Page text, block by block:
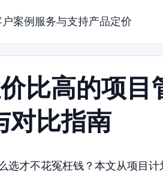
案例 服务与支持产品定价
比高的项目
对比指南
选才不花冤枉钱？本文从项目